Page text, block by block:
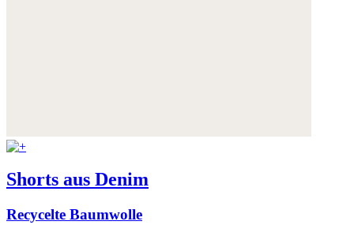
Shorts aus Denim
Recycelte Baumwolle